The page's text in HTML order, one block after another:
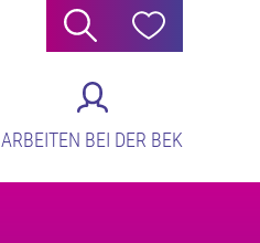
Suche Hilfe
ARBEITEN BEI DER BEK